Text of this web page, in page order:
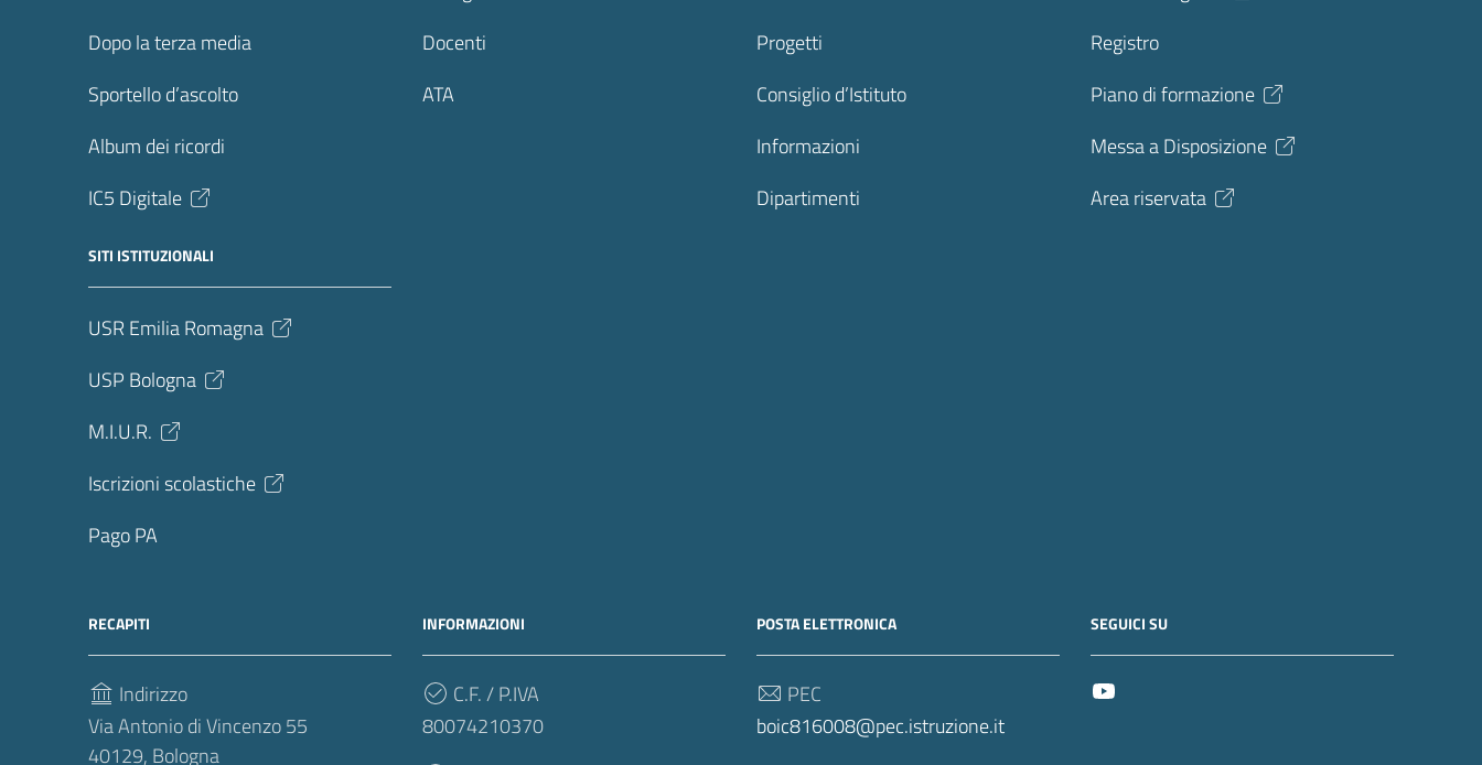
Dopo la terza media
Sportello d’ascolto
Album dei ricordi
IC5 Digitale
Docenti
ATA
Progetti
Consiglio d’Istituto
Informazioni
Dipartimenti
Registro
Piano di formazione
Messa a Disposizione
Area riservata
SITI ISTITUZIONALI
USR Emilia Romagna
USP Bologna
M.I.U.R.
Iscrizioni scolastiche
Pago PA
RECAPITI
Indirizzo
Via Antonio di Vincenzo 55
40129, Bologna
INFORMAZIONI
C.F. / P.IVA
80074210370
POSTA ELETTRONICA
PEC
boic816008@pec.istruzione.it
SEGUICI SU